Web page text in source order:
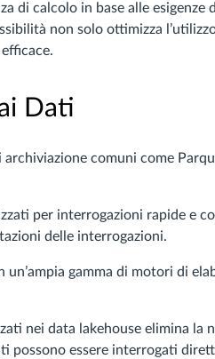
di calcolo in base alle
non solo ottimizza
Dati
comuni come
per interrogazioni rapide e
delle interrogazioni.
gamma di motori di
nei data lakehouse elimina la
possono essere interrogati